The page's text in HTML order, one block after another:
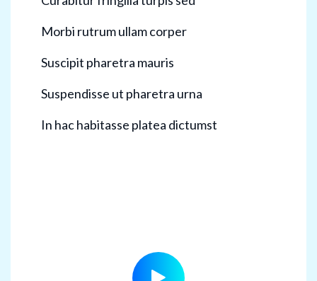
Morbi rutrum ullam corper
Suscipit pharetra mauris
Suspendisse ut pharetra urna
In hac habitasse platea dictumst